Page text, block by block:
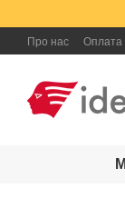
Про нас Оплата